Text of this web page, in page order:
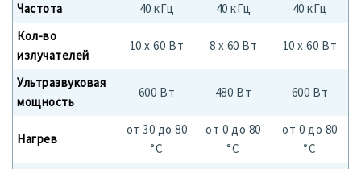
Частота
40 кГц 40 кГц
40 кГц
Кол-во
излучателей
10 x 60 Вт 8 x 60 Вт 10 x 60 Вт
Ультразвуковая
мощность
600 Вт 480 Вт 600 Вт
Нагрев
от 30 до 80
°С
от 0 до 80
°С
от 0 до 80
°С